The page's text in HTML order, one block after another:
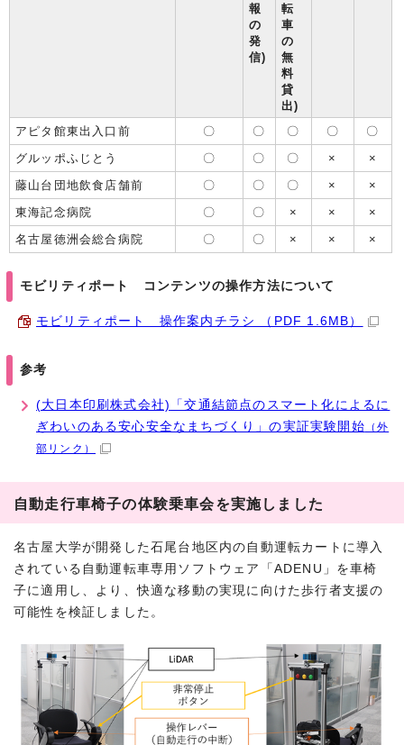
報
の
発
信)
転
車
の
無
料
貸
出)
アピタ館東出入口前 〇 〇 〇 〇
〇
グルッポふじとう
〇 〇 〇 ×
×
藤山台団地飲食店舗前
〇 〇 〇 ×
×
東海記念病院
〇 〇 × ×
×
名古屋徳洲会総合病院
〇 〇 × × ×
モビリティポート コンテンツの操作方法について
モビリティポート 操作案内チラシ （PDF 1.6MB）
参考
(大日本印刷株式会社)「交通結節点のスマート化によるに
ぎわいのある安心安全なまちづくり」の実証実験開始 （外
部リンク）
自動走行車椅子の体験乗車会を実施しました
名古屋大学が開発した石尾台地区内の自動運転カートに導入
されている自動運転車専用ソフトウェア「ADENU」を車椅
子に適用し、より、快適な移動の実現に向けた歩行者支援の
可能性を検証しました。